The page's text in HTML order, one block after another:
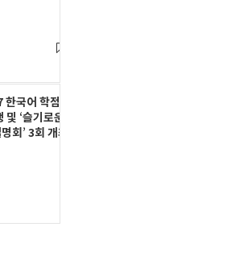
국어 학점
‘슬기로운
회’ 3회 개최